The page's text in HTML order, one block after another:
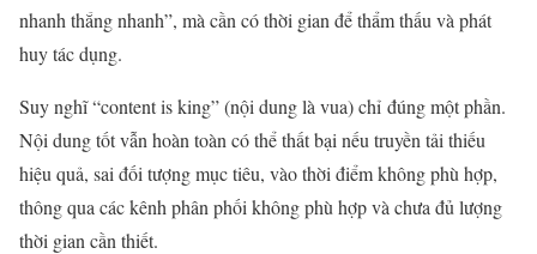
nhanh thắng nhanh”, mà cần có thời gian để thẩm thấu và phát
huy tác dụng.
Suy nghĩ “content is king” (nội dung là vua) chỉ đúng một phần.
Nội dung tốt vẫn hoàn toàn có thể thất bại nếu truyền tải thiếu
hiệu quả, sai đối tượng mục tiêu, vào thời điểm không phù hợp,
thông qua các kênh phân phối không phù hợp và chưa đủ lượng
thời gian cần thiết.